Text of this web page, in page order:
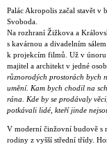
Palác Akropolis začal stavět v
Svoboda.
Na rozhraní Žižkova a
s kavárnou a divadelním
k projekcím filmů. Už v
majitel a architekt v jedné
různorodých prostorách bych
umění. Kam bych chodil na
rána. Kde by se prodávaly
potkávali lidé, kteří jinde
V moderní činžovní budově s
rodiny z vyšší střední třídy.